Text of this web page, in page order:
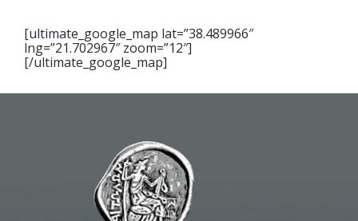
[ultimate_google_map lat=”38.489966″
lng=”21.702967″ zoom=”12″]
[/ultimate_google_map]